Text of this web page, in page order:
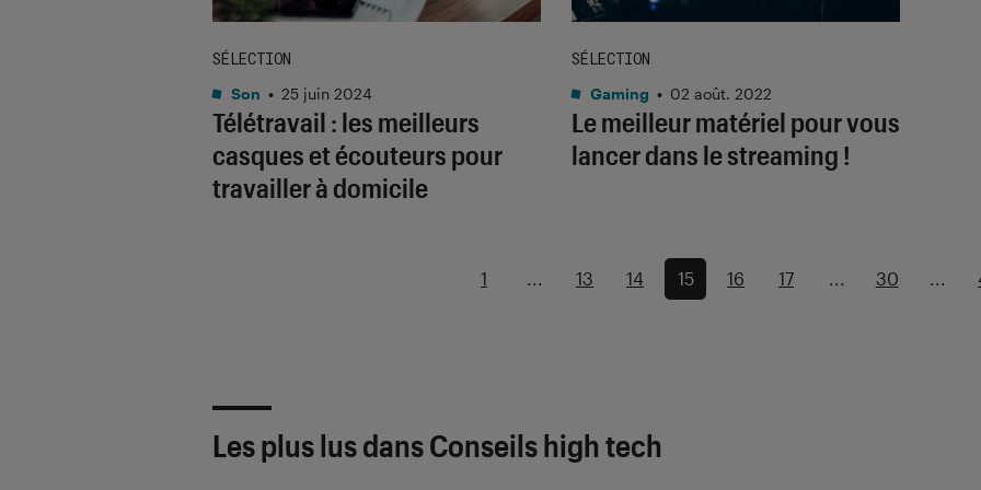
Télétravail : les meilleurs
casques et écouteurs pour
travailler à domicile
SÉLECTION
Son • 25 juin 2024
Le meilleur matériel pour vous
lancer dans le streaming !
SÉLECTION
Gaming • 02 août. 2022
1 ... 13 14 15 16 17 ... 30 ...
Les plus lus dans Conseils high tech